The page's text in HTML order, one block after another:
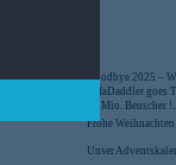
Goodbye 2025 –
SofaDaddler goes
40 Mio. Beuscher
Frohe
Unser